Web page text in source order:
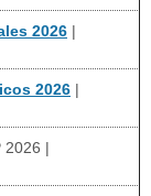
2026 |
2026 |
2026 |